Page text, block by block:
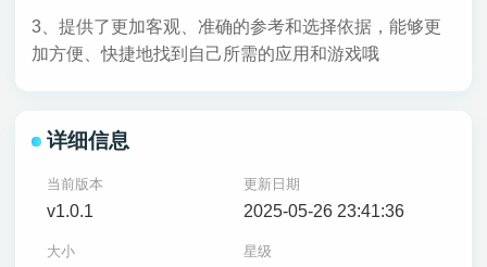
3、提供了更加客观、准确的参考和选择依据，能够更
加方便、快捷地找到自己所需的应用和游戏哦
详细信息
当前版本
v1.0.1
更新日期
2025-05-26 23:41:36
大小 星级